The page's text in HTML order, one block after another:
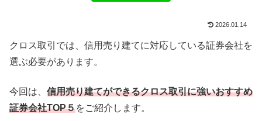
2026.01.14
クロス取引では、信用売り建てに対応している証券会社を
選ぶ必要があります。
今回は、 信用売り建てができるクロス取引に強いおすすめ
証券会社TOP５をご紹介します。